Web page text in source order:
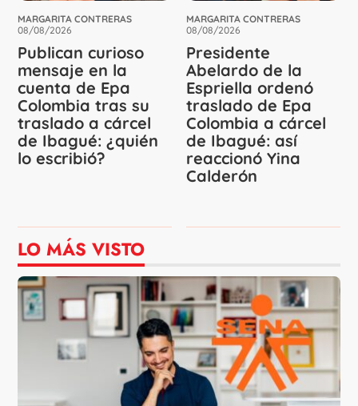
MARGARITA CONTRERAS
08/08/2026
Publican curioso
mensaje en la
cuenta de Epa
Colombia tras su
traslado a cárcel
de Ibagué: ¿quién
lo escribió?
MARGARITA CONTRERAS
08/08/2026
Presidente
Abelardo de la
Espriella ordenó
traslado de Epa
Colombia a cárcel
de Ibagué: así
reaccionó Yina
Calderón
LO MÁS VISTO